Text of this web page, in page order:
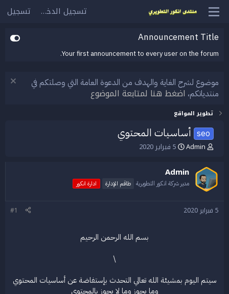
تسجيل الدخول تسجيل
Announcement Title
Your first announcement to every user on the forum.
موضوع لشرح الغاية والهدف من الدعوة العامة التي وصلتكم في
منتدياتكم، اضغط هنا لمتابعة الموضوع
تطوير المواقع
seo أساسيات المحتوي
ب
د
ئ
ا
ل
و
Admin
ت
ي
خ
5 فبراير 2020
Admin
مدير شركة انكور التطويرية طاقم الإدارة ادارة انكور
5 فبراير 2020 #1
بسم الله الرحمن الرحيم
\
سيتم اليوم بمشيئة الله تعالي التحدث بإستفاضة عن أساسيات المحتوي
وما يجوز وما لا يجوز بالمحتوي